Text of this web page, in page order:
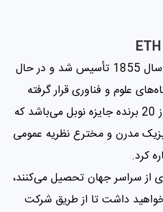
موسسه فناوری فدرال زوریخ در سال 1855 تأسیس شد و در حال
علوم و فناوری قرار گرفته
است. این موسسه دارای بیش از 20 برنده جایزه نوبل ‌می‌باشد که
مدرن و مخترع نظریه عمو‌می
کرد.
از سراسر جهان تحصیل می‌کنند،
داشت تا از طریق شرکت